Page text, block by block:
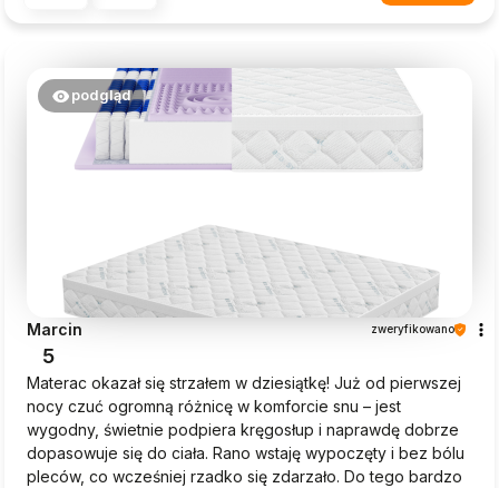
podgląd
Marcin zweryfikowano
5
Materac okazał się strzałem w dziesiątkę! Już od pierwszej
nocy czuć ogromną różnicę w komforcie snu – jest
wygodny, świetnie podpiera kręgosłup i naprawdę dobrze
dopasowuje się do ciała. Rano wstaję wypoczęty i bez bólu
pleców, co wcześniej rzadko się zdarzało. Do tego bardzo